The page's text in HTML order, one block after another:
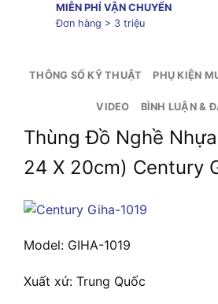
MIỄN PHÍ VẬN CHUYỂN
Đơn hàng > 3 triệu
THÔNG SỐ KỸ THUẬT PHỤ KIỆN
VIDEO BÌNH LUẬN &
Thùng Đồ Nghề
24 X 20cm) Century
Model: GIHA-1019
Xuất xứ: Trung Quốc